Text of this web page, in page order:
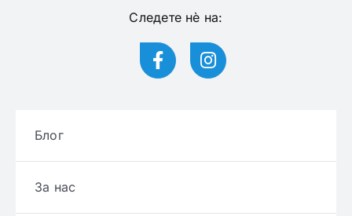
Следете нѐ на:
Блог
За нас